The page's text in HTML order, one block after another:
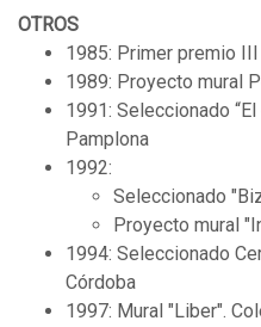
OTROS
1985: Primer premio
1989: Proyecto mural
1991: Seleccionado
Pamplona
1992:
Seleccionado
Proyecto mural
1994: Seleccionado
Córdoba
1997: Mural "Liber".